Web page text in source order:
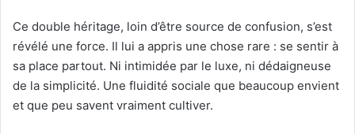
Ce double héritage, loin d’être source de confusion, s’est
révélé une force. Il lui a appris une chose rare : se sentir à
sa place partout. Ni intimidée par le luxe, ni dédaigneuse
de la simplicité. Une fluidité sociale que beaucoup envient
et que peu savent vraiment cultiver.